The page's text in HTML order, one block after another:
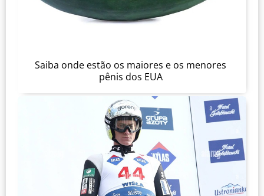
Saiba onde estão os maiores e os menores
pênis dos EUA